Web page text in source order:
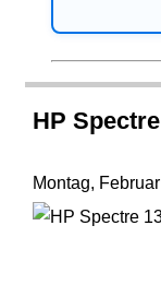
HP
Montag,